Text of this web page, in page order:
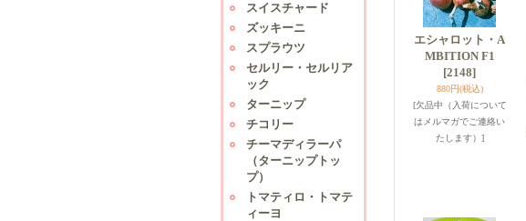
スイスチャード
ズッキーニ
スプラウツ
セルリー・セルリア
ック
ターニップ
チコリー
チーマディラーパ
（ターニップトッ
プ）
トマティロ・トマテ
ィーヨ
エシャロット・A
MBITION F1
[2148]
880円(税込)
[欠品中（入荷について
はメルマガでご連絡い
たします）]